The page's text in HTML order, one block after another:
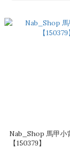
Nab_Shop 馬甲小
【150379】